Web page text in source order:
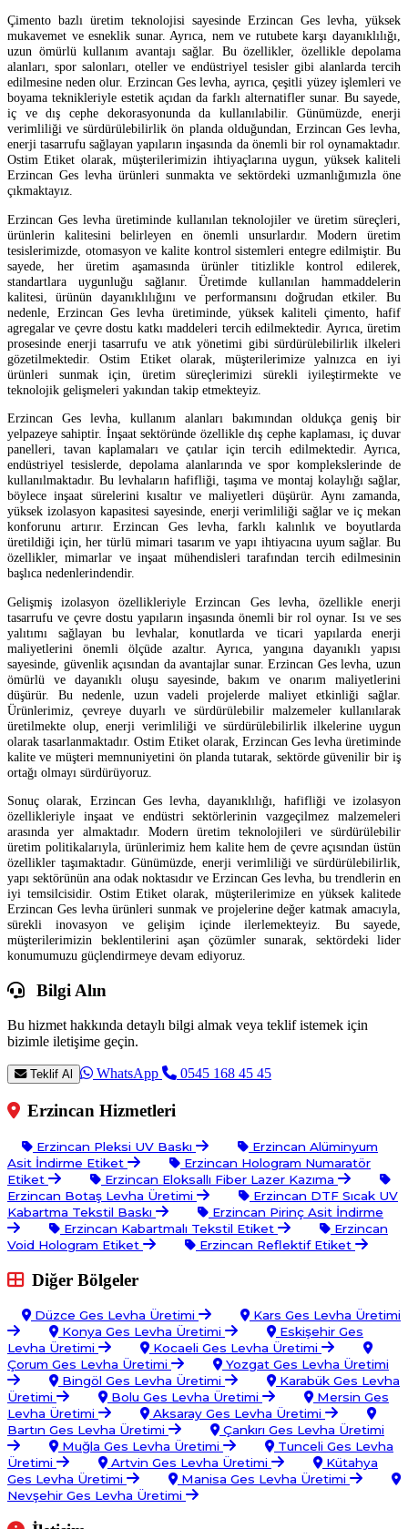
Çimento bazlı üretim teknolojisi sayesinde Erzincan Ges levha, yüksek
mukavemet ve esneklik sunar. Ayrıca, nem ve rutubete karşı dayanıklılığı,
uzun ömürlü kullanım avantajı sağlar. Bu özellikler, özellikle depolama
alanları, spor salonları, oteller ve endüstriyel tesisler gibi alanlarda tercih
edilmesine neden olur. Erzincan Ges levha, ayrıca, çeşitli yüzey işlemleri ve
boyama teknikleriyle estetik açıdan da farklı alternatifler sunar. Bu sayede,
iç ve dış cephe dekorasyonunda da kullanılabilir. Günümüzde, enerji
verimliliği ve sürdürülebilirlik ön planda olduğundan, Erzincan Ges levha,
enerji tasarrufu sağlayan yapıların inşasında da önemli bir rol oynamaktadır.
Ostim Etiket olarak, müşterilerimizin ihtiyaçlarına uygun, yüksek kaliteli
Erzincan Ges levha ürünleri sunmakta ve sektördeki uzmanlığımızla öne
çıkmaktayız.
Erzincan Ges levha üretiminde kullanılan teknolojiler ve üretim süreçleri,
ürünlerin kalitesini belirleyen en önemli unsurlardır. Modern üretim
tesislerimizde, otomasyon ve kalite kontrol sistemleri entegre edilmiştir. Bu
sayede, her üretim aşamasında ürünler titizlikle kontrol edilerek,
standartlara uygunluğu sağlanır. Üretimde kullanılan hammaddelerin
kalitesi, ürünün dayanıklılığını ve performansını doğrudan etkiler. Bu
nedenle, Erzincan Ges levha üretiminde, yüksek kaliteli çimento, hafif
agregalar ve çevre dostu katkı maddeleri tercih edilmektedir. Ayrıca, üretim
prosesinde enerji tasarrufu ve atık yönetimi gibi sürdürülebilirlik ilkeleri
gözetilmektedir. Ostim Etiket olarak, müşterilerimize yalnızca en iyi
ürünleri sunmak için, üretim süreçlerimizi sürekli iyileştirmekte ve
teknolojik gelişmeleri yakından takip etmekteyiz.
Erzincan Ges levha, kullanım alanları bakımından oldukça geniş bir
yelpazeye sahiptir. İnşaat sektöründe özellikle dış cephe kaplaması, iç duvar
panelleri, tavan kaplamaları ve çatılar için tercih edilmektedir. Ayrıca,
endüstriyel tesislerde, depolama alanlarında ve spor komplekslerinde de
kullanılmaktadır. Bu levhaların hafifliği, taşıma ve montaj kolaylığı sağlar,
böylece inşaat sürelerini kısaltır ve maliyetleri düşürür. Aynı zamanda,
yüksek izolasyon kapasitesi sayesinde, enerji verimliliği sağlar ve iç mekan
konforunu artırır. Erzincan Ges levha, farklı kalınlık ve boyutlarda
üretildiği için, her türlü mimari tasarım ve yapı ihtiyacına uyum sağlar. Bu
özellikler, mimarlar ve inşaat mühendisleri tarafından tercih edilmesinin
başlıca nedenlerindendir.
Gelişmiş izolasyon özellikleriyle Erzincan Ges levha, özellikle enerji
tasarrufu ve çevre dostu yapıların inşasında önemli bir rol oynar. Isı ve ses
yalıtımı sağlayan bu levhalar, konutlarda ve ticari yapılarda enerji
maliyetlerini önemli ölçüde azaltır. Ayrıca, yangına dayanıklı yapısı
sayesinde, güvenlik açısından da avantajlar sunar. Erzincan Ges levha, uzun
ömürlü ve dayanıklı oluşu sayesinde, bakım ve onarım maliyetlerini
düşürür. Bu nedenle, uzun vadeli projelerde maliyet etkinliği sağlar.
Ürünlerimiz, çevreye duyarlı ve sürdürülebilir malzemeler kullanılarak
üretilmekte olup, enerji verimliliği ve sürdürülebilirlik ilkelerine uygun
olarak tasarlanmaktadır. Ostim Etiket olarak, Erzincan Ges levha üretiminde
kalite ve müşteri memnuniyetini ön planda tutarak, sektörde güvenilir bir iş
ortağı olmayı sürdürüyoruz.
Sonuç olarak, Erzincan Ges levha, dayanıklılığı, hafifliği ve izolasyon
özellikleriyle inşaat ve endüstri sektörlerinin vazgeçilmez malzemeleri
arasında yer almaktadır. Modern üretim teknolojileri ve sürdürülebilir
üretim politikalarıyla, ürünlerimiz hem kalite hem de çevre açısından üstün
özellikler taşımaktadır. Günümüzde, enerji verimliliği ve sürdürülebilirlik,
yapı sektörünün ana odak noktasıdır ve Erzincan Ges levha, bu trendlerin en
iyi temsilcisidir. Ostim Etiket olarak, müşterilerimize en yüksek kalitede
Erzincan Ges levha ürünleri sunmak ve projelerine değer katmak amacıyla,
sürekli inovasyon ve gelişim içinde ilerlemekteyiz. Bu sayede,
müşterilerimizin beklentilerini aşan çözümler sunarak, sektördeki lider
konumumuzu güçlendirmeye devam ediyoruz.
Bilgi Alın
Bu hizmet hakkında detaylı bilgi almak veya teklif istemek için
bizimle iletişime geçin.
Teklif Al WhatsApp 0545 168 45 45
Erzincan Hizmetleri
Erzincan Pleksi UV Baskı
Erzincan Alüminyum
Asit İndirme Etiket
Erzincan Hologram Numaratör
Etiket
Erzincan Eloksallı Fiber Lazer Kazıma
Erzincan Botaş Levha Üretimi
Erzincan DTF Sıcak UV
Kabartma Tekstil Baskı
Erzincan Pirinç Asit İndirme
Erzincan Kabartmalı Tekstil Etiket
Erzincan
Void Hologram Etiket
Erzincan Reflektif Etiket
Diğer Bölgeler
Düzce Ges Levha Üretimi
Kars Ges Levha Üretimi
Konya Ges Levha Üretimi
Eskişehir Ges
Levha Üretimi
Kocaeli Ges Levha Üretimi
Çorum Ges Levha Üretimi
Yozgat Ges Levha Üretimi
Bingöl Ges Levha Üretimi
Karabük Ges Levha
Üretimi
Bolu Ges Levha Üretimi
Mersin Ges
Levha Üretimi
Aksaray Ges Levha Üretimi
Bartın Ges Levha Üretimi
Çankırı Ges Levha Üretimi
Muğla Ges Levha Üretimi
Tunceli Ges Levha
Üretimi
Artvin Ges Levha Üretimi
Kütahya
Ges Levha Üretimi
Manisa Ges Levha Üretimi
Nevşehir Ges Levha Üretimi